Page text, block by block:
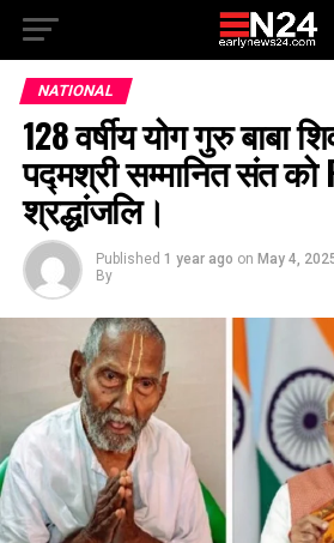
NATIONAL
128 वर्षीय योग गुरु बाबा
पद्मश्री सम्मानित संत को
श्रद्धांजलि।
Published 1 year ago on May 4,
By